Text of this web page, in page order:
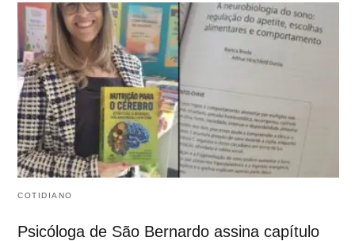
COTIDIANO
Psicóloga de São Bernardo assina capítulo